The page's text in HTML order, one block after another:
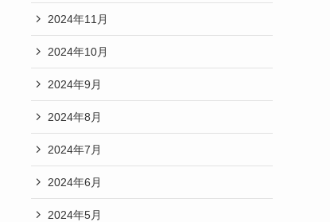
2024年11月
2024年10月
2024年9月
2024年8月
2024年7月
2024年6月
2024年5月